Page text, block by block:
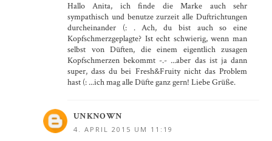
Hallo Anita, ich finde die Marke auch sehr
sympathisch und benutze zurzeit alle Duftrichtungen
durcheinander (: . Ach, du bist auch so eine
Kopfschmerzgeplagte? Ist echt schwierig, wenn man
selbst von Düften, die einem eigentlich zusagen
Kopfschmerzen bekommt -.- ...aber das ist ja dann
super, dass du bei Fresh&Fruity nicht das Problem
hast (: ...ich mag alle Düfte ganz gern! Liebe Grüße.
UNKNOWN
4. APRIL 2015 UM 11:19